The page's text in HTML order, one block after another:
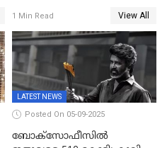
പുരസ്‌കാരം
1 Min Read View All
LATEST NEWS
Posted On 05-09-2025
ബോക്സോഫീസിൽ